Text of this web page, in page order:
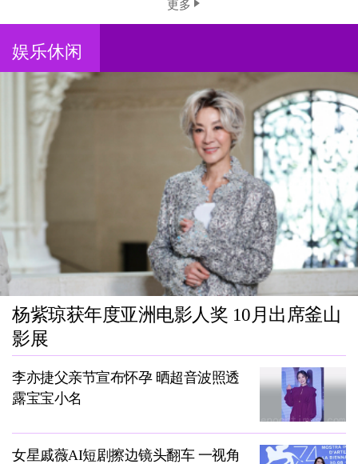
更多
娱乐休闲
杨紫琼获年度亚洲电影人奖 10月出席釜山
影展
李亦捷父亲节宣布怀孕 晒超音波照透
露宝宝小名
女星戚薇AI短剧擦边镜头翻车 一视角